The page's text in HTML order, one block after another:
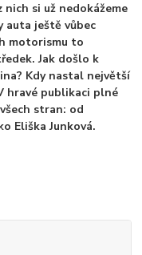
si už nedokážeme
ještě vůbec
motorismu to
Jak došlo k
Kdy nastal největší
hravé publikaci plné
stran: od
Eliška Junková.